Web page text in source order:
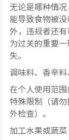
无论是哪种情
能导致食物被
外，违规者还
为过关的重要
失。
调味料、香辛
在个人使用范
特殊限制（请
外检查）。
加工水果或蔬菜